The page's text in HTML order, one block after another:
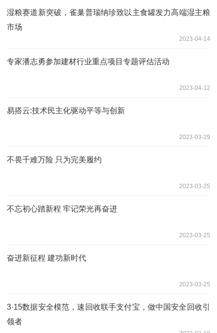
湿粮赛道新突破，雀巢普瑞纳珍致以主食罐发力高端湿主粮
市场
2023-04-14
专家潘志勇参加建材行业重点项目专题评估活动
2023-04-12
易搭云:技术民主化驱动平等与创新
2023-03-29
不畏千难万险 只为完美履约
2023-03-25
不忘初心踏新程 牢记荣光再奋进
2023-03-25
奋进新征程 建功新时代
2023-03-25
3·15数据安全模范，速回收联手支付宝，做中国安全回收引
领者